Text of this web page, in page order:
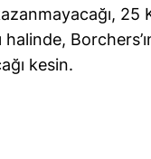
25
kesin.